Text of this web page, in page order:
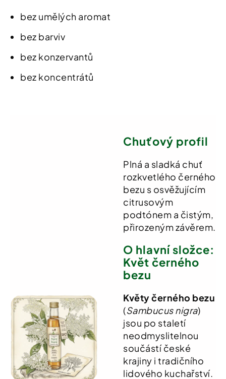
bez umělých aromat
bez barviv
bez konzervantů
bez koncentrátů
Chuťový profil
Plná a sladká chuť
rozkvetlého černého
bezu s osvěžujícím
citrusovým
podtónem a čistým,
přirozeným závěrem.
O hlavní složce:
Květ černého
bezu
Květy černého bezu
(Sambucus nigra)
jsou po staletí
neodmyslitelnou
součástí české
krajiny i tradičního
lidového kuchařství.